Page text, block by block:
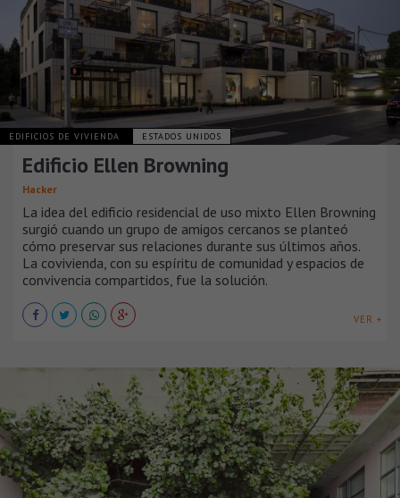
EDIFICIOS DE VIVIENDA ESTADOS UNIDOS
Edificio Ellen Browning
Hacker
La idea del edificio residencial de uso mixto Ellen Browning
surgió cuando un grupo de amigos cercanos se planteó
cómo preservar sus relaciones durante sus últimos años.
La covivienda, con su espíritu de comunidad y espacios de
convivencia compartidos, fue la solución.
VER +